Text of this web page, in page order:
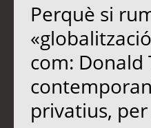
Perquè si
com:
privatius,